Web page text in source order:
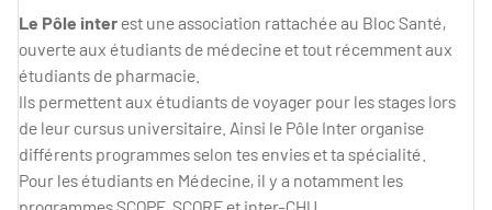
Le Pôle interest une association rattachée au Bloc Santé,
ouverte aux étudiants de médecine et tout récemment aux
étudiants de pharmacie.
Ils permettent aux étudiants de voyager pour les stages lors
de leur cursus universitaire. Ainsi le Pôle Inter organise
différents programmes selon tes envies et ta spécialité.
Pour les étudiants en Médecine, il y a notamment les